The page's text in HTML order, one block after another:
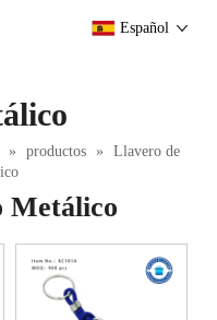
Español
» productos »
Llavero de
Metálico